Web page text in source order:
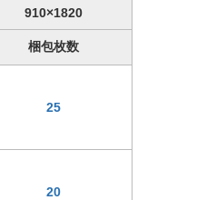
910×1820
梱包枚数
25
20